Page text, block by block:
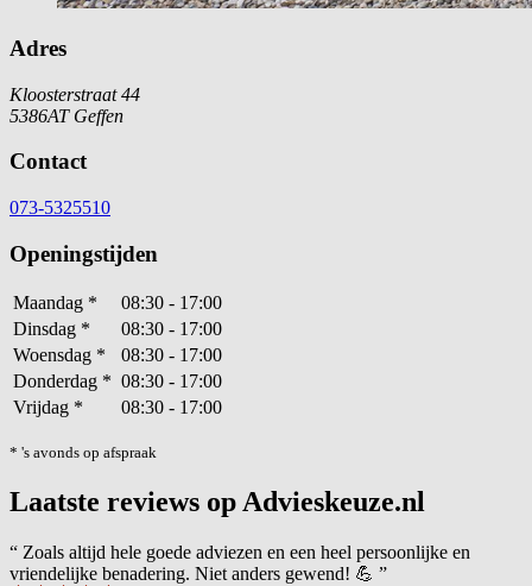
Adres
Kloosterstraat 44
5386AT Geffen
Contact
073-5325510
Openingstijden
Maandag *
08:30 - 17:00
Dinsdag *
08:30 - 17:00
Woensdag *
08:30 - 17:00
Donderdag * 08:30 - 17:00
Vrijdag * 08:30 - 17:00
* 's avonds op afspraak
Laatste reviews op Advieskeuze.nl
“ Zoals altijd hele goede adviezen en een heel persoonlijke en
vriendelijke benadering. Niet anders gewend! 💪 ”